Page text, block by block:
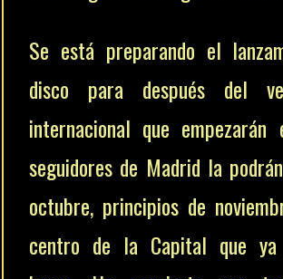
Se está preparando el
disco para después del
internacional que
seguidores de Madrid la
octubre, principios de
centro de la Capital que ya